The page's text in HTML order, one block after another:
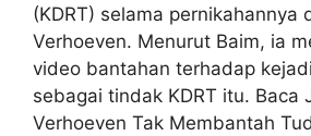
(KDRT) selama pernikahannya
Verhoeven. Menurut Baim, ia
video bantahan terhadap
sebagai tindak KDRT itu. Baca
Verhoeven Tak Membantah